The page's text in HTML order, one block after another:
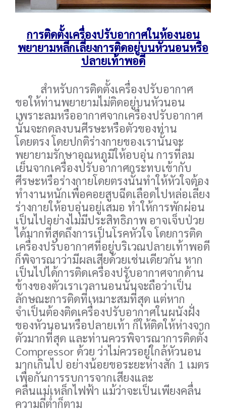
การติดตั้งเครื่องปรับอากาศในห้องนอน
พยายามหลีกเลี่ยงการติดอยู่บนหัวนอนหรือ
ปลายเท้าพอดี
สำหรับการติดตั้งเครื่องปรับอากาศ
ขอให้ท่านพยายามไม่ติดอยู่บนหัวนอน
เพราะลมหรืออากาศจากเครื่องปรับอากาศ
นั้นจะกดลงบนศีรษะหรือตัวของท่าน
โดยตรง โดยปกติร่างกายของเรานั้นจะ
พยายามรักษาอุณหภูมิให้อบอุ่น การที่ลม
เย็นจากเครื่องปรับอากาศกระทบเข้ากับ
ศีรษะหรือร่างกายโดยตรงนั้นทำให้หัวใจต้อง
ทำงานหนักเพื่อคอยสูบฉีดเลือดไปหล่อเลี้ยง
ร่างกายให้อบอุ่นอยู่เสมอ ทำให้การพักผ่อน
เป็นไปอย่างไม่มีประสิทธิภาพ อาจเจ็บป่วย
ได้มากที่สุดถึงการเป็นโรคหัวใจ โดยการติด
เครื่องปรับอากาศที่อยู่บริเวณปลายเท้าพอดี
ก็พิจารณาว่ามีผลเสียด้วยเช่นเดียวกัน หาก
เป็นไปได้การติดเครื่องปรับอากาศจากด้าน
ข้างของตัวเราเวลานอนนั้นจะถือว่าเป็น
ลักษณะการติดที่เหมาะสมที่สุด แต่หาก
จำเป็นต้องติดเครื่องปรับอากาศในผนังฝั่ง
ของหัวนอนหรือปลายเท้า ก็ให้ติดให้ห่างจาก
ตัวมากที่สุด และท่านควรพิจารณาการติดตั้ง
Compressor ด้วย ว่าไม่ควรอยู่ใกล้หัวนอน
มากเกินไป อย่างน้อยขอระยะห่างสัก 1 เมตร
เพื่อกันการรบการจากเสียงและ
คลื่นแม่เหล็กไฟฟ้า แม้ว่าจะเป็นเพียงคลื่น
ความถี่ต่ำก็ตาม